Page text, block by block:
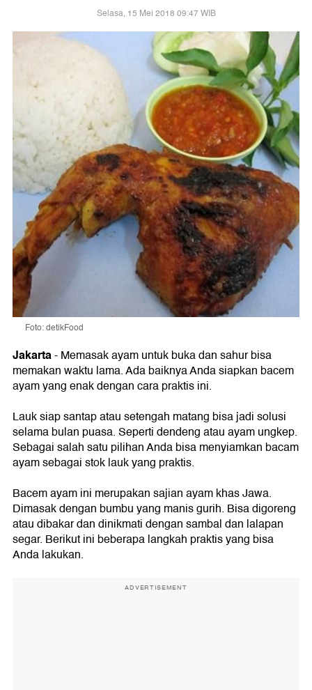
Selasa, 15 Mei 2018 09:47 WIB
Foto: detikFood
Jakarta- Memasak ayam untuk buka dan sahur bisa
memakan waktu lama. Ada baiknya Anda siapkan bacem
ayam yang enak dengan cara praktis ini.
Lauk siap santap atau setengah matang bisa jadi solusi
selama bulan puasa. Seperti dendeng atau ayam ungkep.
Sebagai salah satu pilihan Anda bisa menyiamkan bacam
ayam sebagai stok lauk yang praktis.
Bacem ayam ini merupakan sajian ayam khas Jawa.
Dimasak dengan bumbu yang manis gurih. Bisa digoreng
atau dibakar dan dinikmati dengan sambal dan lalapan
segar. Berikut ini beberapa langkah praktis yang bisa
Anda lakukan.
ADVERTISEMENT